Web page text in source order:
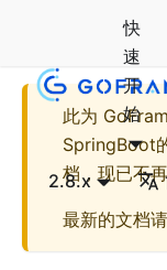
快
速
开
始
2.8.x
此为
SpringBoot
档，现已不
最新的文档